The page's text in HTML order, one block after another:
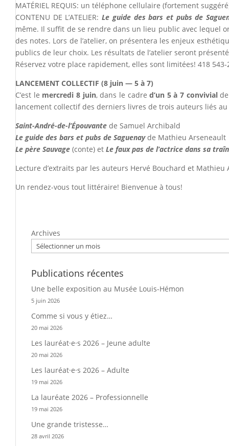
MATÉRIEL REQUIS: un téléphone cellulaire (fortement
CONTENU DE L’ATELIER:Le guide des bars et pubs de
même. Il suffit de se rendre dans un lieu public avec lequel
des notes. Lors de l’atelier, on présentera les enjeux
publics de leur choix. Les résultats de l’atelier seront
Réservez votre place rapidement, elles sont limitées! 418
LANCEMENT COLLECTIF (8 juin — 5 à 7)
C’est le mercredi 8 juin, dans le cadred’un 5 à 7 convivialde
lancement collectif des derniers livres de trois auteurs liés au
Saint-André-de-l’Épouvante de Samuel Archibald
Le guide des bars et pubs de Saguenayde Mathieu Arseneault
Le père Sauvage (conte) et Le faux pas de l’actrice dans sa
Lecture d’extraits par les auteurs Hervé Bouchard et
Un rendez-vous tout littéraire! Bienvenue à tous!
Archives
Publications récentes
Une belle exposition au Musée Louis-Hémon
5 juin 2026
Comme si vous y étiez…
20 mai 2026
Les lauréat·e·s 2026 – Jeune adulte
20 mai 2026
Les lauréat·e·s 2026 – Adulte
19 mai 2026
La lauréate 2026 – Professionnelle
19 mai 2026
Une grande tristesse…
28 avril 2026